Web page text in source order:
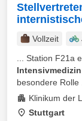
Vollzeit
... Station F21a
Intensivmedizin
besondere Rolle
Klinikum der
Stuttgart